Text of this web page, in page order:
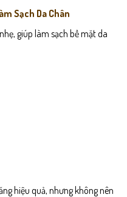
Sạch Da Chân
giúp làm sạch bề mặt da
hiệu quả, nhưng không nên